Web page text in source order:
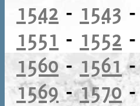
1542 - 1543 -
1551 - 1552 -
1560 - 1561
1569-1570